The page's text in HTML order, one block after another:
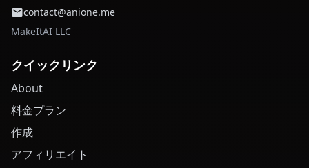
contact@anione.me
MakeItAI LLC
クイックリンク
About
料金プラン
作成
アフィリエイト